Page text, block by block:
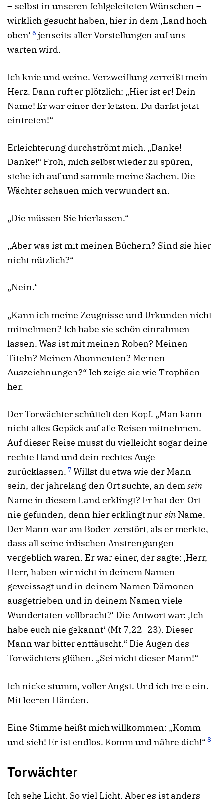
– selbst in unseren fehlgeleiteten Wünschen –
wirklich gesucht haben, hier in dem ‚Land hoch
oben‘ 6 jenseits aller Vorstellungen auf uns
warten wird.
Ich knie und weine. Verzweiflung zerreißt mein
Herz. Dann ruft er plötzlich: „Hier ist er! Dein
Name! Er war einer der letzten. Du darfst jetzt
eintreten!“
Erleichterung durchströmt mich. „Danke!
Danke!“ Froh, mich selbst wieder zu spüren,
stehe ich auf und sammle meine Sachen. Die
Wächter schauen mich verwundert an.
„Die müssen Sie hierlassen.“
„Aber was ist mit meinen Büchern? Sind sie hier
nicht nützlich?“
„Nein.“
„Kann ich meine Zeugnisse und Urkunden nicht
mitnehmen? Ich habe sie schön einrahmen
lassen. Was ist mit meinen Roben? Meinen
Titeln? Meinen Abonnenten? Meinen
Auszeichnungen?“ Ich zeige sie wie Trophäen
her.
Der Torwächter schüttelt den Kopf. „Man kann
nicht alles Gepäck auf alle Reisen mitnehmen.
Auf dieser Reise musst du vielleicht sogar deine
rechte Hand und dein rechtes Auge
zurücklassen. 7 Willst du etwa wie der Mann
sein, der jahrelang den Ort suchte, an demsein
Name in diesem Land erklingt? Er hat den Ort
nie gefunden, denn hier erklingt nurein Name.
Der Mann war am Boden zerstört, als er merkte,
dass all seine irdischen Anstrengungen
vergeblich waren. Er war einer, der sagte: ‚Herr,
Herr, haben wir nicht in deinem Namen
geweissagt und in deinem Namen Dämonen
ausgetrieben und in deinem Namen viele
Wundertaten vollbracht?‘ Die Antwort war: ‚Ich
habe euch nie gekannt‘ (Mt 7,22–23). Dieser
Mann war bitter enttäuscht.“ Die Augen des
Torwächters glühen. „Sei nicht dieser Mann!“
Ich nicke stumm, voller Angst. Und ich trete ein.
Mit leeren Händen.
Eine Stimme heißt mich willkommen: „Komm
und sieh! Er ist endlos. Komm und nähre dich!“8
Torwächter
Ich sehe Licht. So viel Licht. Aber es ist anders